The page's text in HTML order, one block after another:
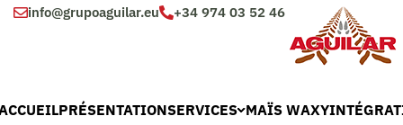
info@grupoaguilar.eu +34 974 03 52 46
PRÉSENTATIONSERVICES MAÏS WAXY